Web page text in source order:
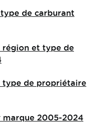
type de carburant
région et type de
type de propriétaire
marque 2005-2024